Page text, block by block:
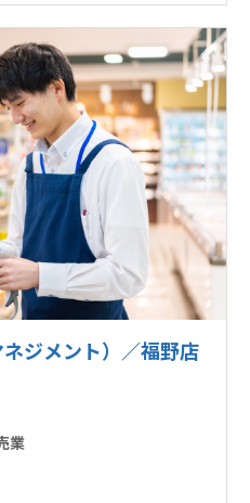
ジメント）／福野店
業